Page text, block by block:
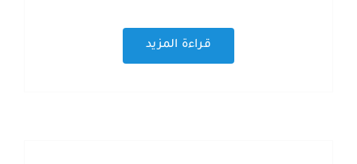
قراءة المزيد